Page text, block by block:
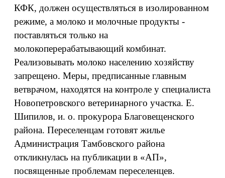
КФК, должен осуществляться в изолированном
режиме, а молоко и молочные продукты -
поставляться только на
молокоперерабатывающий комбинат.
Реализовывать молоко населению хозяйству
запрещено. Меры, предписанные главным
ветврачом, находятся на контроле у специалиста
Новопетровского ветеринарного участка. Е.
Шипилов, и. о. прокурора Благовещенского
района. Переселенцам готовят жилье
Администрация Тамбовского района
откликнулась на публикации в «АП»,
посвященные проблемам переселенцев.